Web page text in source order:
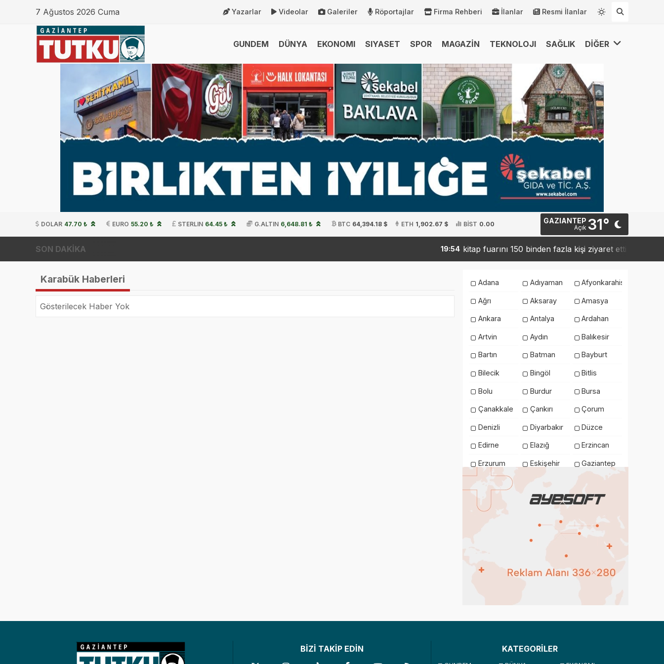
7 Ağustos 2026 Cuma Yazarlar Videolar Galeriler Röportajlar Firma Rehberi İlanlar Resmi İlanlar
GUNDEM DÜNYA EKONOMI SIYASET SPOR MAGAZİN TEKNOLOJI SAĞLIK DİĞER
DOLAR 47.70 ₺ EURO 55.20 ₺ STERLIN 64.45 ₺ G.ALTIN 6,648.81 ₺ BTC 64,394.18 $ ETH 1,902.67 $ BİST 0.00 GAZIANTEP
Açık 31°
SON DAKİKA 19:54 kitap fuarını 150 binden fazla kişi ziyaret etti 19:42
Karabük Haberleri
Gösterilecek Haber Yok
Adana Adıyaman Afyonkarahisar
Ağrı Aksaray Amasya
Ankara Antalya Ardahan
Artvin Aydın Balıkesir
Bartın Batman Bayburt
Bilecik Bingöl Bitlis
Bolu Burdur Bursa
Çanakkale Çankırı Çorum
Denizli Diyarbakır Düzce
Edirne Elazığ Erzincan
Erzurum Eskişehir Gaziantep
Giresun Gümüşhane
Hatay Iğdır Isparta
Kahramanmaraş
Karaman
Kırıkkale Kırklareli Kırşehir
Malatya Mardin
Nevşehir Niğde
Osmaniye Sakarya
BİZİ TAKİP EDİN KATEGORİLER